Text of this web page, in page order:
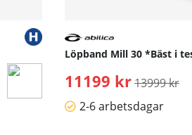
Löpband Mill 30 *Bäst i
11199 kr Ordinarie
13999 kr
2-6 arbetsdagar